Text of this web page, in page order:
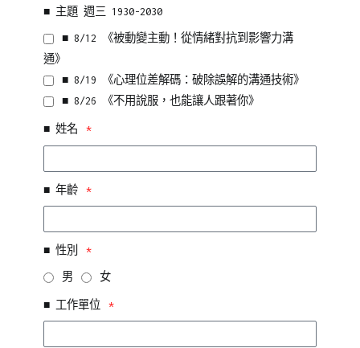
■ 主題 週三 1930-2030
■ 8/12 《被動變主動！從情緒對抗到影響力溝
通》
■ 8/19 《心理位差解碼：破除誤解的溝通技術》
■ 8/26 《不用說服，也能讓人跟著你》
■ 姓名
■ 年齡
■ 性別
男 女
■ 工作單位